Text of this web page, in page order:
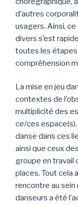
d’autres
usagers. Ainsi,
divers s’est
toutes les
compréhension
La mise en jeu
contextes de
multiplicité des
ce/ces
danse dans ces
ainsi que ceux
groupe en travail
places. Tout cela
rencontre au sein
danseurs a été